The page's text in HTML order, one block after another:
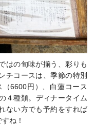
はの旬味が揃う、彩りも
チコースは、季節の特別
6600円）、白蓮コース
４種類。ディナータイム
ない方でも予約をすれば
ね！